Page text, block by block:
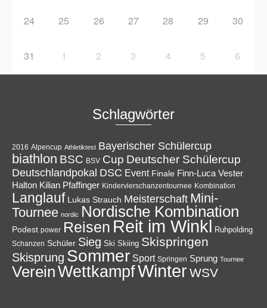
24 25 26 27 28 29 30
31 1 2 3 4 5 6
Schlagwörter
2016 Alpencup Athletiktest Bayerischer Schülercup
biathlon BSC BSV Cup Deutscher Schülercup
Deutschlandpokal DSC Event Finale Finn-Luca Vester
Halton Kilian Pfaffinger Kindervierschanzentournee Kombination
Langlauf Lukas Strauch Meisterschaft Mini-
Tournee nordic Nordische Kombination
Podest power Reisen Reit im Winkl Ruhpolding
Schanzen Schüler Sieg Ski Skiing Skispringen
Skisprung Sommer Sport Springen Sprung Tournee
VereinWettkampfWinterWSV